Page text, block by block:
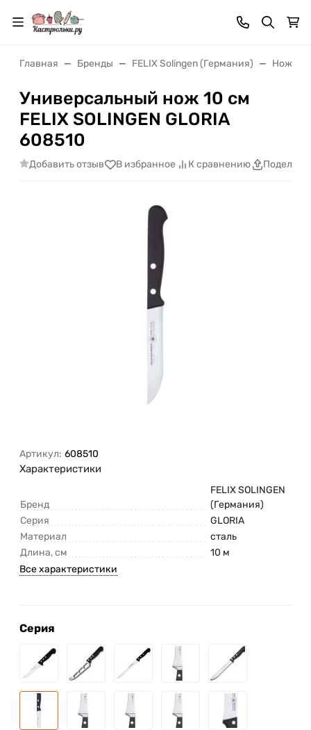
Главная Бренды FELIX Solingen (Германия) Ножи
Универсальный нож 10 cм
FELIX SOLINGEN GLORIA
608510
Добавить отзыв В избранное К сравнению
Артикул: 608510
Характеристики
Бренд
FELIX SOLINGEN
(Германия)
Серия
GLORIA
Материал
сталь
Длина, см
10 м
Все характеристики
Серия